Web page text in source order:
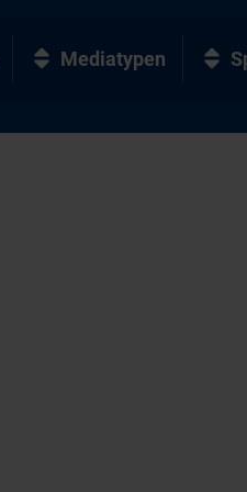
Mediatypen